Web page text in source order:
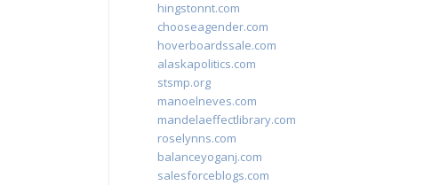
hingstonnt.com
chooseagender.com
hoverboardssale.com
alaskapolitics.com
stsmp.org
manoelneves.com
mandelaeffectlibrary.com
roselynns.com
balanceyoganj.com
salesforceblogs.com